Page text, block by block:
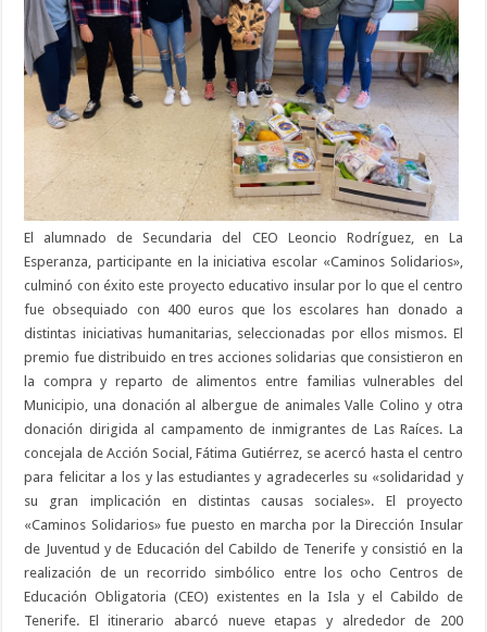
El alumnado de Secundaria del CEO Leoncio Rodríguez, en La
Esperanza, participante en la iniciativa escolar «Caminos Solidarios»,
culminó con éxito este proyecto educativo insular por lo que el centro
fue obsequiado con 400 euros que los escolares han donado a
distintas iniciativas humanitarias, seleccionadas por ellos mismos. El
premio fue distribuido en tres acciones solidarias que consistieron en
la compra y reparto de alimentos entre familias vulnerables del
Municipio, una donación al albergue de animales Valle Colino y otra
donación dirigida al campamento de inmigrantes de Las Raíces. La
concejala de Acción Social, Fátima Gutiérrez, se acercó hasta el centro
para felicitar a los y las estudiantes y agradecerles su «solidaridad y
su gran implicación en distintas causas sociales». El proyecto
«Caminos Solidarios» fue puesto en marcha por la Dirección Insular
de Juventud y de Educación del Cabildo de Tenerife y consistió en la
realización de un recorrido simbólico entre los ocho Centros de
Educación Obligatoria (CEO) existentes en la Isla y el Cabildo de
Tenerife. El itinerario abarcó nueve etapas y alrededor de 200